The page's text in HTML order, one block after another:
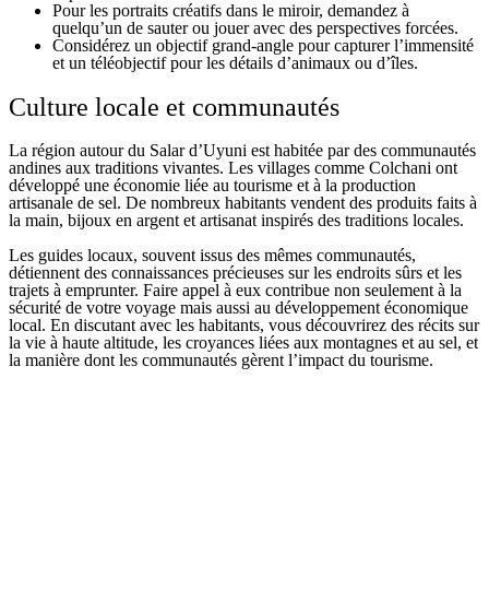
Pour les portraits créatifs dans le miroir, demandez à
quelqu’un de sauter ou jouer avec des perspectives forcées.
Considérez un objectif grand-angle pour capturer l’immensité
et un téléobjectif pour les détails d’animaux ou d’îles.
Culture locale et communautés
La région autour du Salar d’Uyuni est habitée par des communautés
andines aux traditions vivantes. Les villages comme Colchani ont
développé une économie liée au tourisme et à la production
artisanale de sel. De nombreux habitants vendent des produits faits à
la main, bijoux en argent et artisanat inspirés des traditions locales.
Les guides locaux, souvent issus des mêmes communautés,
détiennent des connaissances précieuses sur les endroits sûrs et les
trajets à emprunter. Faire appel à eux contribue non seulement à la
sécurité de votre voyage mais aussi au développement économique
local. En discutant avec les habitants, vous découvrirez des récits sur
la vie à haute altitude, les croyances liées aux montagnes et au sel, et
la manière dont les communautés gèrent l’impact du tourisme.